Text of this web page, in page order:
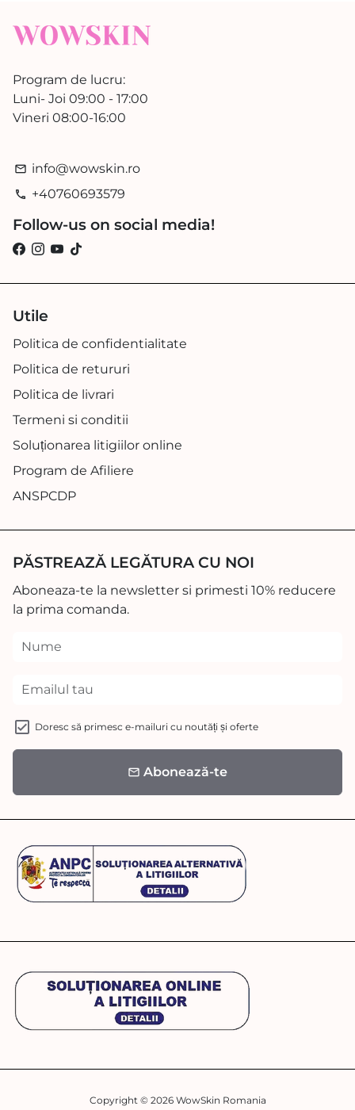
Program de lucru:
Luni- Joi 09:00 - 17:00
Vineri 08:00-16:00
email info@wowskin.ro
phone +40760693579
Follow-us on social media!
Utile
Politica de confidentialitate
Politica de retururi
Politica de livrari
Termeni si conditii
Soluționarea litigiilor online
Program de Afiliere
ANSPCDP
PĂSTREAZĂ LEGĂTURA CU NOI
Aboneaza-te la newsletter si primesti 10% reducere
la prima comanda.
Doresc să primesc e-mailuri cu noutăți și oferte
email Abonează-te
Copyright © 2026 WowSkin Romania